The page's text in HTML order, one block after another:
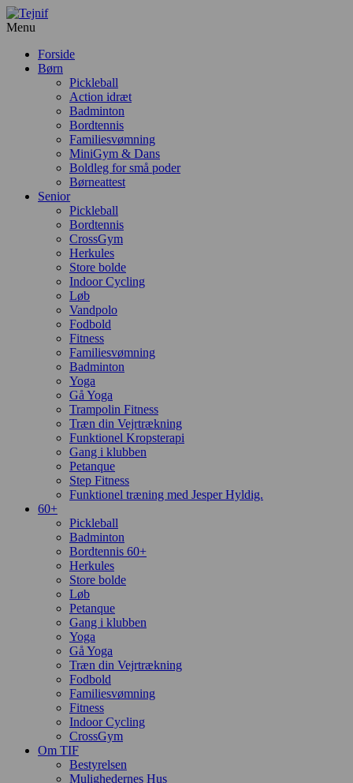
Menu
Forside
Børn
Pickleball
Action idræt
Badminton
Bordtennis
Familiesvømning
MiniGym & Dans
Boldleg for små poder
Børneattest
Senior
Pickleball
Bordtennis
CrossGym
Herkules
Store bolde
Indoor Cycling
Løb
Vandpolo
Fodbold
Fitness
Familiesvømning
Badminton
Yoga
Gå Yoga
Trampolin Fitness
Træn din Vejrtrækning
Funktionel Kropsterapi
Gang i klubben
Petanque
Step Fitness
Funktionel træning med Jesper Hyldig.
60+
Pickleball
Badminton
Bordtennis 60+
Herkules
Store bolde
Løb
Petanque
Gang i klubben
Yoga
Gå Yoga
Træn din Vejrtrækning
Fodbold
Familiesvømning
Fitness
Indoor Cycling
CrossGym
Om TIF
Bestyrelsen
Mulighedernes Hus